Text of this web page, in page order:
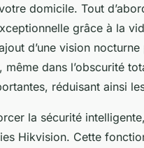
domicile. Tout
grâce à la
d’une vision
même dans l’obscurité
réduisant ainsi
la sécurité
Hikvision. Cette